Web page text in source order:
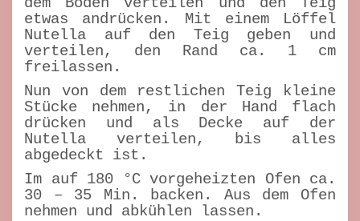
etwas andrücken. Mit einem Löffel
Nutella auf den Teig geben und
verteilen, den Rand ca. 1 cm
freilassen.
Nun von dem restlichen Teig kleine
Stücke nehmen, in der Hand flach
drücken und als Decke auf der
Nutella verteilen, bis alles
abgedeckt ist.
Im auf 180 °C vorgeheizten Ofen ca.
30 – 35 Min. backen. Aus dem Ofen
nehmen und abkühlen lassen.